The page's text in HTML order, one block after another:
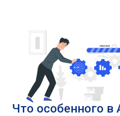
Что особенного в